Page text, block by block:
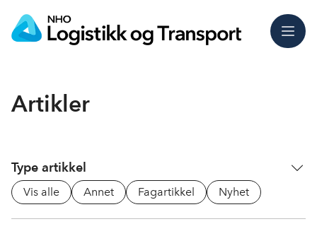
Meny
Artikler
Type artikkel
Vis alle Annet Fagartikkel Nyhet